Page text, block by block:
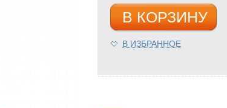
В КОРЗИНУ
В ИЗБРАННОЕ